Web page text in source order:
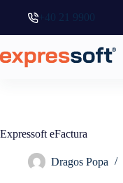
+40 21 9900
Expressoft eFactura
Dragos Popa